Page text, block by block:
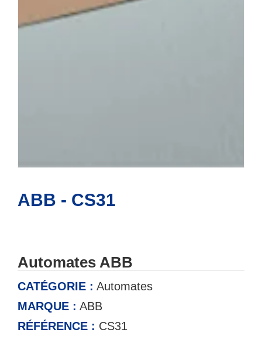
ABB - CS31
Automates ABB
CATÉGORIE : Automates
MARQUE : ABB
RÉFÉRENCE : CS31